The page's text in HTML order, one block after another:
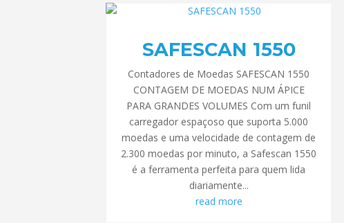
SAFESCAN 1550
Contadores de Moedas SAFESCAN 1550
CONTAGEM DE MOEDAS NUM ÁPICE
PARA GRANDES VOLUMES Com um funil
carregador espaçoso que suporta 5.000
moedas e uma velocidade de contagem de
2.300 moedas por minuto, a Safescan 1550
é a ferramenta perfeita para quem lida
diariamente...
read more